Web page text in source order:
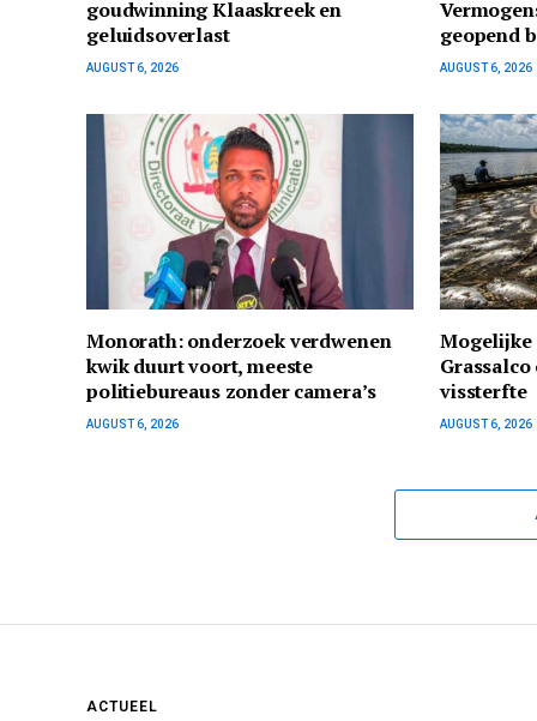
goudwinning Klaaskreek en
geluidsoverlast
AUGUST 6, 2026
geopend
AUGUST 6, 2026
Monorath: onderzoek verdwenen
kwik duurt voort, meeste
politiebureaus zonder camera’s
AUGUST 6, 2026
Mogelijke
vissterfte
AUGUST 6, 2026
ACTUEEL